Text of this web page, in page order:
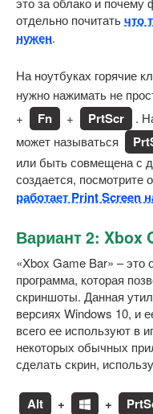
отдельно почитатьчто
нужен.
На ноутбуках горячие
нужно нажимать не
+ Fn + PrtScr
.
может называться
или быть совмещена с
создается, посмотрите
работает Print Screen
Вариант 2: Xbox
«Xbox Game Bar» – это
программа, которая
скриншоты. Данная
версиях Windows 10, и
всего ее используют в
некоторых обычных
сделать скрин,
Alt + +